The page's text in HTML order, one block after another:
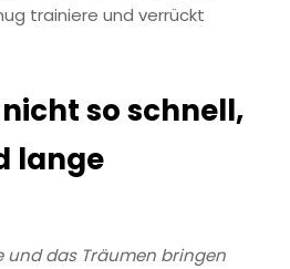
trainiere und verrückt
so schnell,
lange
und das Träumen bringen